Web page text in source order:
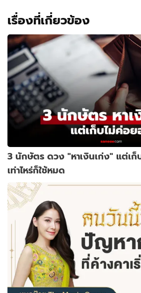
เรื่องที่เกี่ยวข้อง
3 นักษัตร ดวง "หาเงินเก่ง" แต่เ
เท่าไหร่ก็ใช้หมด